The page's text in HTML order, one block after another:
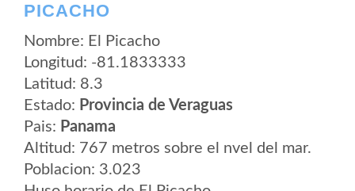
PICACHO
Nombre: El Picacho
Longitud: -81.1833333
Latitud: 8.3
Estado: Provincia de Veraguas
Pais: Panama
Altitud: 767 metros sobre el nvel del mar.
Poblacion: 3.023